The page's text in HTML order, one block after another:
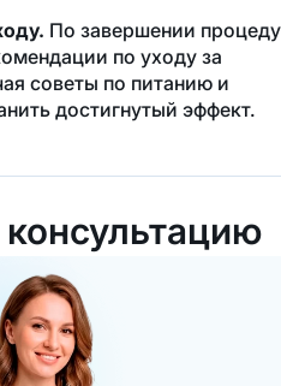
По завершении
по уходу за
советы по питанию и
достигнутый эффект.